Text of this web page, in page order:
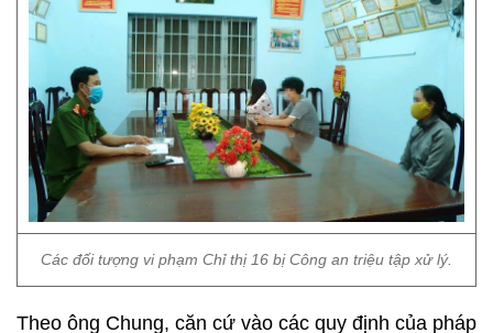
Các đối tượng vi phạm Chỉ thị 16 bị Công an triệu tập xử lý.
Theo ông Chung, căn cứ vào các quy định của pháp